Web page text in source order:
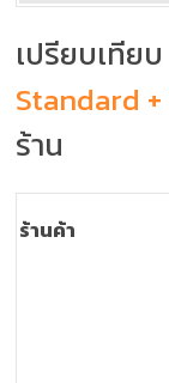
เปรียบเทียบ
Standard
ร้าน
ร้านค้า